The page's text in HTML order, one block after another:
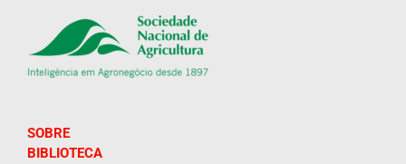
SOBRE
BIBLIOTECA